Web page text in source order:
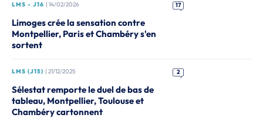
LMS - J16 | 14/02/2026 17
Limoges crée la sensation contre
Montpellier, Paris et Chambéry s'en
sortent
LMS (J15) | 21/12/2025 2
Sélestat remporte le duel de bas de
tableau, Montpellier, Toulouse et
Chambéry cartonnent